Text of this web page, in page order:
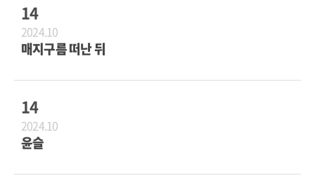
14
2024.10
매지구름 떠난 뒤
14
2024.10
윤슬